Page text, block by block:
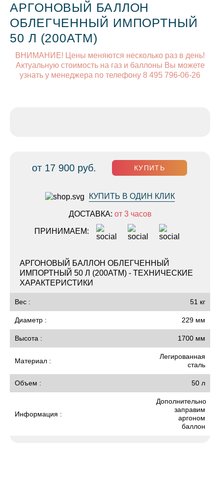
АРГОНОВЫЙ БАЛЛОН
ОБЛЕГЧЕННЫЙ ИМПОРТНЫЙ
50 Л (200АТМ)
ВНИМАНИЕ! Цены меняются несколько раз в день!
Актуальную стоимость на газ и баллоны Вы можете
узнать у менеджера по телефону 8 495 796-06-26
от 17 900 руб. КУПИТЬ
КУПИТЬ В ОДИН КЛИК
ДОСТАВКА: от 3 часов
ПРИНИМАЕМ:
АРГОНОВЫЙ БАЛЛОН ОБЛЕГЧЕННЫЙ
ИМПОРТНЫЙ 50 Л (200АТМ) - ТЕХНИЧЕСКИЕ
ХАРАКТЕРИСТИКИ
Вес : 51 кг
Диаметр : 229 мм
Высота : 1700 мм
Материал :
Легированная
сталь
Объем : 50 л
Информация :
Дополнительно
заправим
аргоном
баллон